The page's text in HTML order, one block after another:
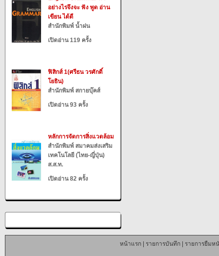
อย่างไรจึงจะ ฟัง พูด อ่าน
เขียน ได้ดี
สำนักพิมพ์ น้ำฝน
เปิดอ่าน 119 ครั้ง
ฟิสิกส์ 1(ศรีธน วรศักดิ์
โยธิน)
สำนักพิมพ์ สกายบุ๊คส์
เปิดอ่าน 93 ครั้ง
หลักการจัดการสิ่งแวดล้อม
สำนักพิมพ์ สมาคมส่งเสริม
เทคโนโลยี (ไทย-ญี่ปุ่น)
ส.ส.ท.
เปิดอ่าน 82 ครั้ง
หน้าแรก| รายการบันทึก| รายการยืมห